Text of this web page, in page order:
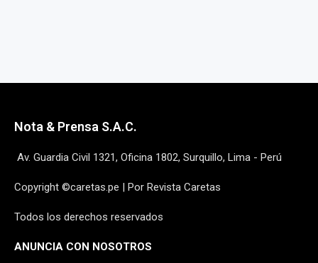
Nota & Prensa S.A.C.
Av. Guardia Civil 1321, Oficina 1802, Surquillo, Lima - Perú
Copyright ©caretas.pe | Por Revista Caretas
Todos los derechos reservados
ANUNCIA CON NOSOTROS